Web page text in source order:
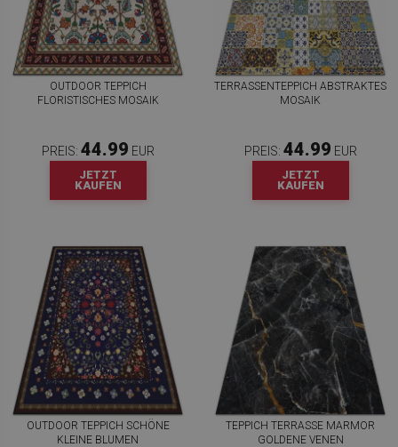
OUTDOOR TEPPICH
FLORISTISCHES MOSAIK
PREIS: 44.99 EUR
JETZT
KAUFEN
TERRASSENTEPPICH ABSTRAKTES
MOSAIK
PREIS: 44.99 EUR
JETZT
KAUFEN
OUTDOOR TEPPICH SCHÖNE
KLEINE BLUMEN
TEPPICH TERRASSE MARMOR
GOLDENE VENEN